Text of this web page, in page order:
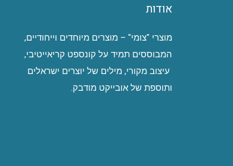
אודות
מוצרי "צומי" – מוצרים מיוחדים וייחודיים,
המבוססים תמיד על קונספט קריאייטיבי,
עיצוב מקורי, מילים של יוצרים ישראלים
ותוספת של אובייקט מודבק.